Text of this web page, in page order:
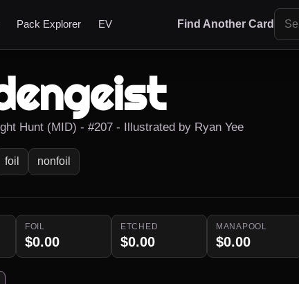
Pack Explorer EV Find Another Card
Hunt (MID) - #207 - Illustrated by Ryan Yee
foil nonfoil
FOIL
$0.00
ETCHED
$0.00
MANAPOOL
$0.00